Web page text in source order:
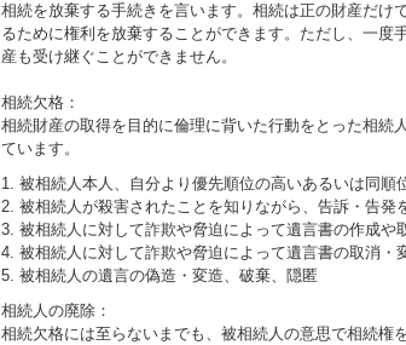
相続を放棄する手続きを言います。相続は正の財産だけ
るために権利を放棄することができます。ただし、一
産も受け継ぐことができません。
相続欠格：
相続財産の取得を目的に倫理に背いた行動をとった相
ています。
被相続人本人、自分より優先順位の高いあるいは同
被相続人が殺害されたことを知りながら、告訴・告発
被相続人に対して詐欺や脅迫によって遺言書の作成や
被相続人に対して詐欺や脅迫によって遺言書の取消・
被相続人の遺言の偽造・変造、破棄、隠匿
相続人の廃除：
相続欠格には至らないまでも、被相続人の意思で相続権